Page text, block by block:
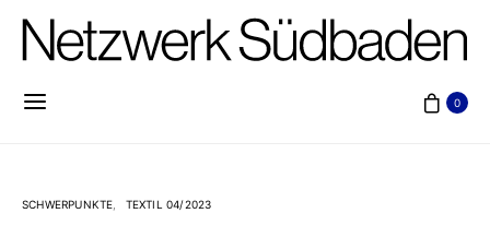
0
SCHWERPUNKTE TEXTIL 04/2023